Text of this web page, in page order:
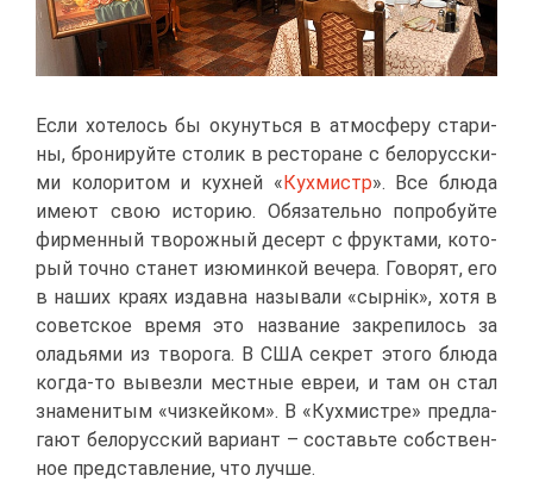
Ес­ли хо­те­лось бы оку­нуть­ся в ат­мо­сфе­ру ста­ри­
ны, бро­ни­руй­те сто­лик в ре­сто­ране с бе­ло­рус­ски­
ми ко­ло­ри­том и кух­ней «Кух­мистр». Все блю­да
име­ют свою ис­то­рию. Обя­за­тель­но по­про­буй­те
фир­мен­ный тво­рож­ный де­серт с фрук­та­ми, ко­то­
рый точ­но ста­нет изю­мин­кой ве­че­ра. Го­во­рят, его
в на­ших кра­ях из­дав­на на­зы­ва­ли «сырнік», хо­тя в
со­вет­ское вре­мя это на­зва­ние за­кре­пи­лось за
ола­дья­ми из тво­ро­га. В США сек­рет это­го блю­да
ко­гда-то вы­вез­ли мест­ные евреи, и там он стал
зна­ме­ни­тым «чиз­кей­ком». В «Кух­ми­ст­ре» пред­ла­
га­ют бе­ло­рус­ский ва­ри­ант – со­ставь­те соб­ствен­
ное пред­став­ле­ние, что луч­ше.